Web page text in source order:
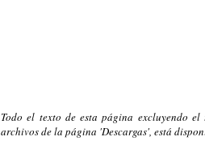
Todo el texto de esta página excluyendo
archivos de la página 'Descargas', está